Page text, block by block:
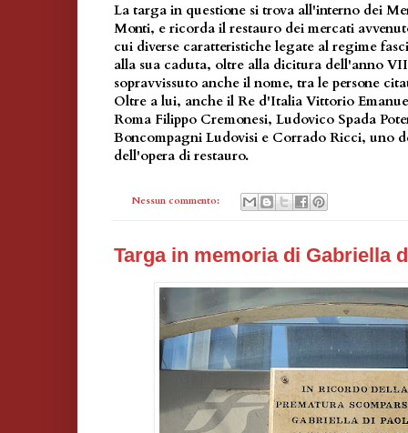
La targa in questione si trova all'interno dei
Monti, e ricorda il restauro dei mercati
cui diverse caratteristiche legate al regime
alla sua caduta, oltre alla dicitura dell'anno
sopravvissuto anche il nome, tra le persone
Oltre a lui, anche il Re d'Italia Vittorio
Roma Filippo Cremonesi, Ludovico Spada
Boncompagni Ludovisi e Corrado Ricci, uno
dell'opera di restauro.
Nessun commento:
Targa in memoria di Gabriella